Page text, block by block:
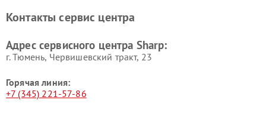
Контакты сервис центра
Адрес сервисного центра Sharp:
г. Тюмень, ​Червишевский тракт, 23
Горячая линия:
+7 (345) 221-57-86